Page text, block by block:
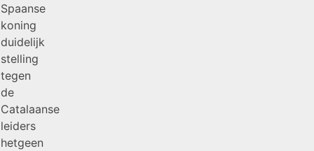
Spaanse
koning
duidelijk
stelling
tegen
de
Catalaanse
leiders
hetgeen